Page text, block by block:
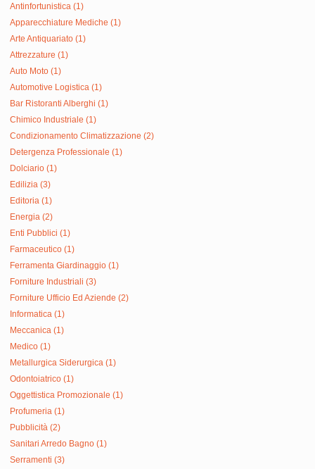
Antinfortunistica (1)
Apparecchiature Mediche (1)
Arte Antiquariato (1)
Attrezzature (1)
Auto Moto (1)
Automotive Logistica (1)
Bar Ristoranti Alberghi (1)
Chimico Industriale (1)
Condizionamento Climatizzazione (2)
Detergenza Professionale (1)
Dolciario (1)
Edilizia (3)
Editoria (1)
Energia (2)
Enti Pubblici (1)
Farmaceutico (1)
Ferramenta Giardinaggio (1)
Forniture Industriali (3)
Forniture Ufficio Ed Aziende (2)
Informatica (1)
Meccanica (1)
Medico (1)
Metallurgica Siderurgica (1)
Odontoiatrico (1)
Oggettistica Promozionale (1)
Profumeria (1)
Pubblicità (2)
Sanitari Arredo Bagno (1)
Serramenti (3)